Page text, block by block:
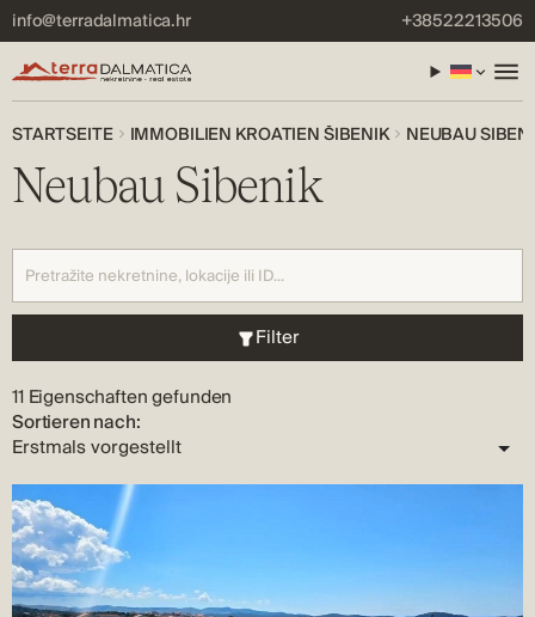
info@terradalmatica.hr +38522213506
STARTSEITE IMMOBILIEN KROATIEN ŠIBENIK NEUBAU
Neubau Sibenik
Filter
11 Eigenschaften gefunden
Sortieren nach: